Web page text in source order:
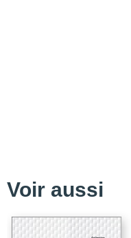
Voir aussi